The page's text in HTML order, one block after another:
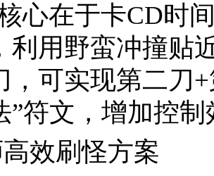
心在于卡CD时
利用野蛮冲撞贴
，可实现第二刀
”符文，增加控制
效刷怪方案